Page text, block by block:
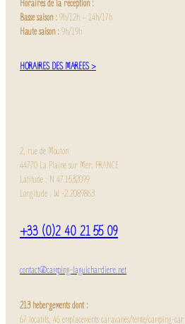
Horaires de la réception :
Basse saison :9h/12h – 14h/17h
Haute saison :9h/19h
HORAIRES DES MARÉES >
2, rue de Mouton
44770 La Plaine sur Mer, FRANCE
Latitude : N 47.1532099
Longitude : W -2.2089863
+33 (0)2 40 21 55 09
contact@camping-laguichardiere.net
213 hébergements dont :
67 locatifs, 46 emplacements caravanes/tente/camping-car